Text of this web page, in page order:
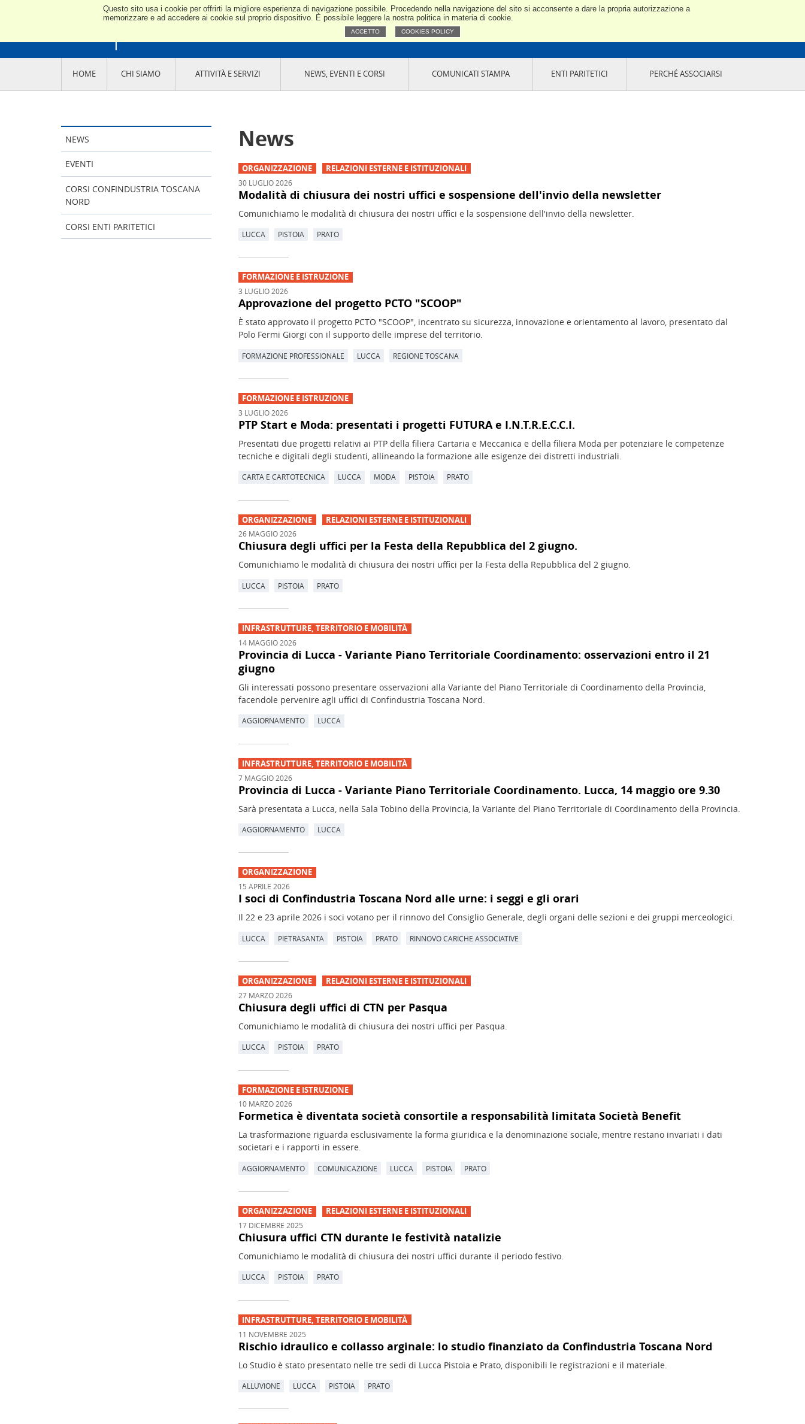
Questo sito usa i cookie per offrirti la migliore esperienza di navigazione possibile. Procedendo nella navigazione del sito si acconsente a dare la propria autorizzazione a
memorizzare e ad accedere ai cookie sul proprio dispositivo. È possibile leggere la nostra politica in materia di cookie.
ACCETTO COOKIES POLICY
ANCE Toscana Nord
HOME CHI SIAMO ATTIVITÀ E SERVIZI NEWS, EVENTI E CORSI COMUNICATI STAMPA ENTI PARITETICI PERCHÉ ASSOCIARSI
NEWS
EVENTI
CORSI CONFINDUSTRIA TOSCANA
NORD
CORSI ENTI PARITETICI
News
ORGANIZZAZIONE RELAZIONI ESTERNE E ISTITUZIONALI
30 LUGLIO 2026
Modalità di chiusura dei nostri uffici e sospensione dell'invio della newsletter
Comunichiamo le modalità di chiusura dei nostri uffici e la sospensione dell'invio della newsletter.
LUCCA PISTOIA PRATO
FORMAZIONE E ISTRUZIONE
3 LUGLIO 2026
Approvazione del progetto PCTO "SCOOP"
È stato approvato il progetto PCTO "SCOOP", incentrato su sicurezza, innovazione e orientamento al lavoro, presentato dal
Polo Fermi Giorgi con il supporto delle imprese del territorio.
FORMAZIONE PROFESSIONALE LUCCA REGIONE TOSCANA
FORMAZIONE E ISTRUZIONE
3 LUGLIO 2026
PTP Start e Moda: presentati i progetti FUTURA e I.N.T.R.E.C.C.I.
Presentati due progetti relativi ai PTP della filiera Cartaria e Meccanica e della filiera Moda per potenziare le competenze
tecniche e digitali degli studenti, allineando la formazione alle esigenze dei distretti industriali.
CARTA E CARTOTECNICA LUCCA MODA PISTOIA PRATO
ORGANIZZAZIONE RELAZIONI ESTERNE E ISTITUZIONALI
26 MAGGIO 2026
Chiusura degli uffici per la Festa della Repubblica del 2 giugno.
Comunichiamo le modalità di chiusura dei nostri uffici per la Festa della Repubblica del 2 giugno.
LUCCA PISTOIA PRATO
INFRASTRUTTURE, TERRITORIO E MOBILITÀ
14 MAGGIO 2026
Provincia di Lucca - Variante Piano Territoriale Coordinamento: osservazioni entro il 21
giugno
Gli interessati possono presentare osservazioni alla Variante del Piano Territoriale di Coordinamento della Provincia,
facendole pervenire agli uffici di Confindustria Toscana Nord.
AGGIORNAMENTO LUCCA
INFRASTRUTTURE, TERRITORIO E MOBILITÀ
7 MAGGIO 2026
Provincia di Lucca - Variante Piano Territoriale Coordinamento. Lucca, 14 maggio ore 9.30
Sarà presentata a Lucca, nella Sala Tobino della Provincia, la Variante del Piano Territoriale di Coordinamento della Provincia.
AGGIORNAMENTO LUCCA
ORGANIZZAZIONE
15 APRILE 2026
I soci di Confindustria Toscana Nord alle urne: i seggi e gli orari
Il 22 e 23 aprile 2026 i soci votano per il rinnovo del Consiglio Generale, degli organi delle sezioni e dei gruppi merceologici.
LUCCA PIETRASANTA PISTOIA PRATO RINNOVO CARICHE ASSOCIATIVE
ORGANIZZAZIONE RELAZIONI ESTERNE E ISTITUZIONALI
27 MARZO 2026
Chiusura degli uffici di CTN per Pasqua
Comunichiamo le modalità di chiusura dei nostri uffici per Pasqua.
LUCCA PISTOIA PRATO
FORMAZIONE E ISTRUZIONE
10 MARZO 2026
Formetica è diventata società consortile a responsabilità limitata Società Benefit
La trasformazione riguarda esclusivamente la forma giuridica e la denominazione sociale, mentre restano invariati i dati
societari e i rapporti in essere.
AGGIORNAMENTO COMUNICAZIONE LUCCA PISTOIA PRATO
ORGANIZZAZIONE RELAZIONI ESTERNE E ISTITUZIONALI
17 DICEMBRE 2025
Chiusura uffici CTN durante le festività natalizie
Comunichiamo le modalità di chiusura dei nostri uffici durante il periodo festivo.
LUCCA PISTOIA PRATO
INFRASTRUTTURE, TERRITORIO E MOBILITÀ
11 NOVEMBRE 2025
Rischio idraulico e collasso arginale: lo studio finanziato da Confindustria Toscana Nord
Lo Studio è stato presentato nelle tre sedi di Lucca Pistoia e Prato, disponibili le registrazioni e il materiale.
ALLUVIONE LUCCA PISTOIA PRATO